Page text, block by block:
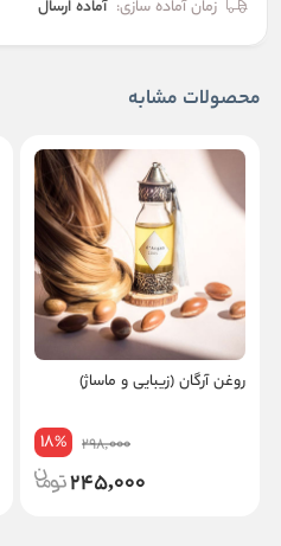
زمان آماده سازی: آماده ارسال
محصولات مشابه
روغن آرگان (زیبایی و ماساژ)
298,000
18%
245,000